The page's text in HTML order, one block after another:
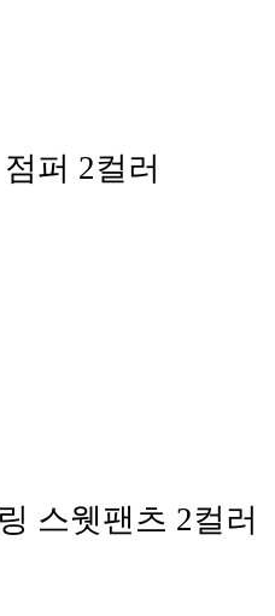
퍼 2컬러
스웻팬츠 2컬러